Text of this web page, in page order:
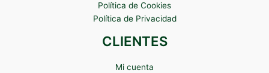
Política de Cookies
Política de Privacidad
CLIENTES
Mi cuenta